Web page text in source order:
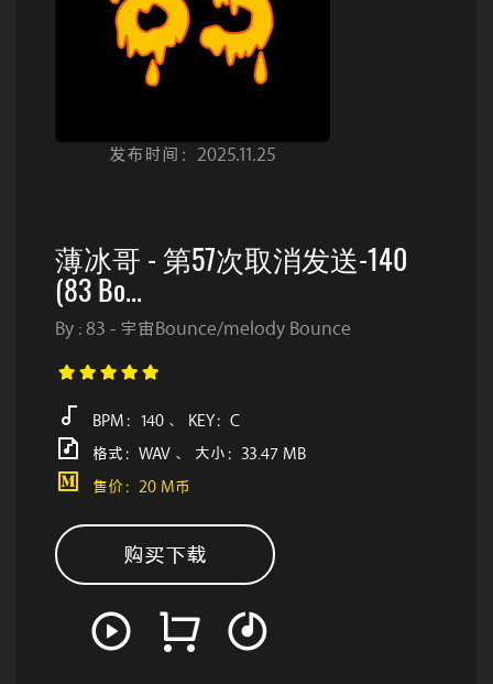
发布时间：2025.11.25
薄冰哥 - 第57次取消发送-140
(83 Bo...
By : 83 - 宇宙Bounce/melody Bounce
BPM：140 、 KEY：C
格式：WAV 、 大小：33.47 MB
售价：20 M币
购买下载